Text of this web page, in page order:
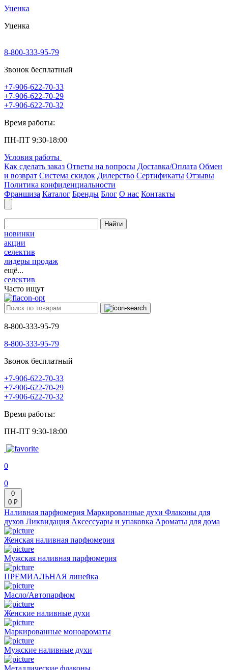
Уценка
Уценка
8-800-333-95-79
Звонок бесплатный
+7-906-622-70-33
+7-906-622-70-29
+7-906-622-70-32
Время работы:
ПН-ПТ 9:30-18:00
Условия работы
Как сделать заказ Ответы на вопросы Доставка/Оплата Обмен
и возврат Система скидок Дилерство Сертификаты Отзывы
Политика конфиденциальности
Франшиза Каталог Бренды Блог О нас Контакты
Найти
новинки
акции
селектив
лидеры продаж
ещё...
селектив
Часто ищут
8-800-333-95-79
8-800-333-95-79
Звонок бесплатный
+7-906-622-70-33
+7-906-622-70-29
+7-906-622-70-32
Время работы:
ПН-ПТ 9:30-18:00
0
0
0
0 ₽
Наливная парфюмерия Маркированные духи Флаконы для
духов Ликвидация Аксессуары и упаковка Ароматы для дома
Женская наливная парфюмерия
Мужская наливная парфюмерия
ПРЕМИАЛЬНАЯ линейка
Масло/Автопарфюм
Женские наливные духи
Маркированные моноароматы
Мужские наливные духи
Металлические флаконы